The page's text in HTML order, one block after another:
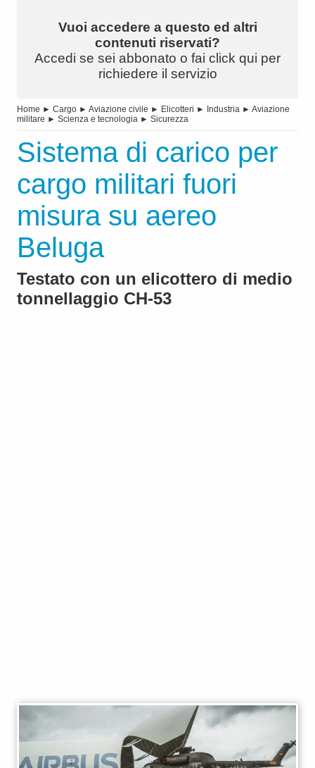
Vuoi accedere a questo ed altri
contenuti riservati?
Accedi se sei abbonato o fai click qui per
richiedere il servizio
Home ► Cargo ► Aviazione civile ► Elicotteri ► Industria ► Aviazione
militare ► Scienza e tecnologia ► Sicurezza
Sistema di carico per
cargo militari fuori
misura su aereo
Beluga
Testato con un elicottero di medio
tonnellaggio CH-53